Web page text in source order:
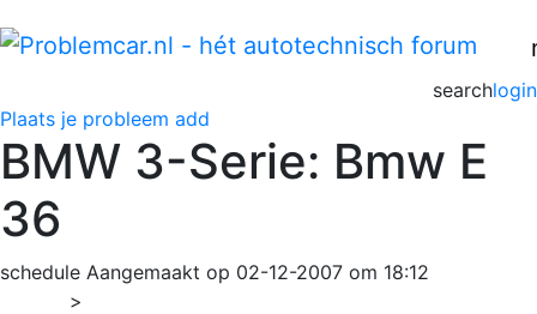
login
search
Plaats je probleem add
BMW 3-Serie: Bmw E
36
schedule Aangemaakt op 02-12-2007 om 18:12
>